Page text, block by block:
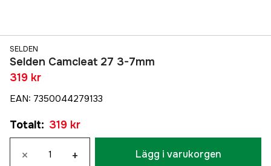
SELDEN
Selden Camcleat 27 3-7mm
319 kr
EAN: 7350044279133
Totalt: 319 kr
× + Lägg i varukorgen